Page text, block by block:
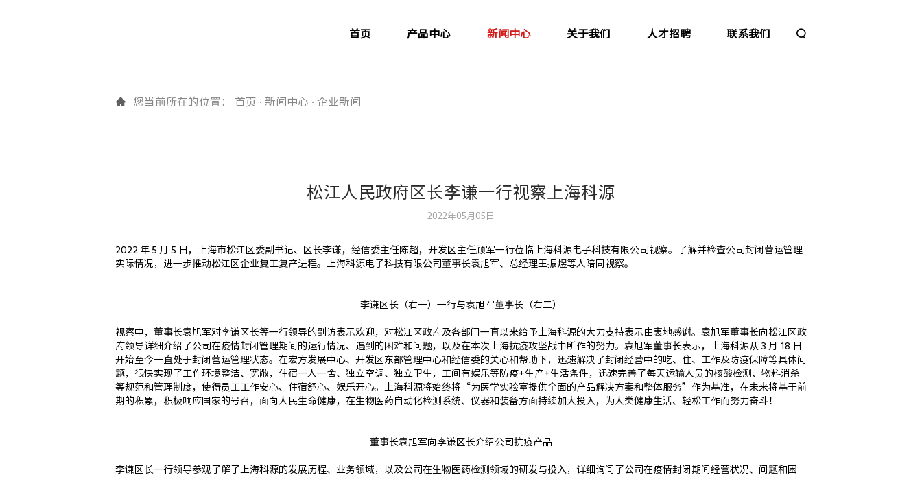
首页 产品中心 新闻中心 关于我们 人才招聘 联系我们
您当前所在的位置： 首页 · 新闻中心 · 企业新闻
松江⼈⺠政府区⻓李谦⼀⾏视察上海科源
2022年05月05日
2022 年 5 ⽉ 5 ⽇，上海市松江区委副书记、区⻓李谦，经信委主任陈超，开发区主任顾军⼀⾏莅临上海科源电⼦科技有限公司视察。了解并检查公司封闭营运管理
实际情况，进⼀步推动松江区企业复⼯复产进程。上海科源电⼦科技有限公司董事⻓袁旭军、总经理王振煜等⼈陪同视察。
李谦区⻓（右⼀）⼀⾏与袁旭军董事⻓（右⼆）
视察中，董事⻓袁旭军对李谦区⻓等⼀⾏领导的到访表示欢迎，对松江区政府及各部⻔⼀直以来给予上海科源的⼤⼒⽀持表示由衷地感谢。袁旭军董事⻓向松江区政
府领导详细介绍了公司在疫情封闭管理期间的运⾏情况、遇到的困难和问题，以及在本次上海抗疫攻坚战中所作的努⼒。袁旭军董事⻓表示，上海科源从 3 ⽉ 18 ⽇
开始⾄今⼀直处于封闭营运管理状态。在宏⽅发展中⼼、开发区东部管理中⼼和经信委的关⼼和帮助下，迅速解决了封闭经营中的吃、住、⼯作及防疫保障等具体问
题，很快实现了⼯作环境整洁、宽敞，住宿⼀⼈⼀舍、独⽴空调、独⽴卫⽣，⼯间有娱乐等防疫+⽣产+⽣活条件，迅速完善了每天运输⼈员的核酸检测、物料消杀
等规范和管理制度，使得员⼯⼯作安⼼、住宿舒⼼、娱乐开⼼。上海科源将始终将“为医学实验室提供全⾯的产品解决⽅案和整体服务”作为基准，在未来将基于前
期的积累，积极响应国家的号召，⾯向⼈⺠⽣命健康，在⽣物医药⾃动化检测系统、仪器和装备⽅⾯持续加⼤投⼊，为⼈类健康⽣活、轻松⼯作⽽努⼒奋⽃！
董事⻓袁旭军向李谦区⻓介绍公司抗疫产品
李谦区⻓⼀⾏领导参观了解了上海科源的发展历程、业务领域，以及公司在⽣物医药检测领域的研发与投⼊，详细询问了公司在疫情封闭期间经营状况、问题和困